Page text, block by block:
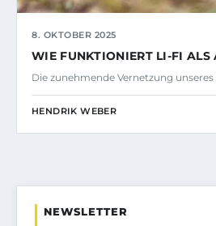
8. OKTOBER 2025
WIE FUNKTIONIERT LI-FI ALS
Die zunehmende Vernetzung
HENDRIK WEBER
NEWSLETTER